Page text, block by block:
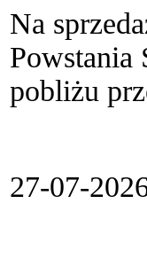
Na
Powstania
pobliżu
27-07-